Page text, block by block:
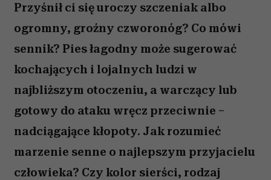
Przyśnił ci się uroczy szczeniak albo
ogromny, groźny czworonóg? Co mówi
sennik? Pies łagodny może sugerować
kochających i lojalnych ludzi w
najbliższym otoczeniu, a warczący lub
gotowy do ataku wręcz przeciwnie –
nadciągające kłopoty. Jak rozumieć
marzenie senne o najlepszym przyjacielu
człowieka? Czy kolor sierści, rodzaj